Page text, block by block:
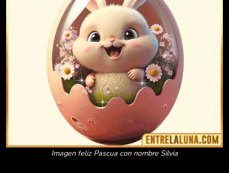
Imagen feliz Pascua con nombre Silvia